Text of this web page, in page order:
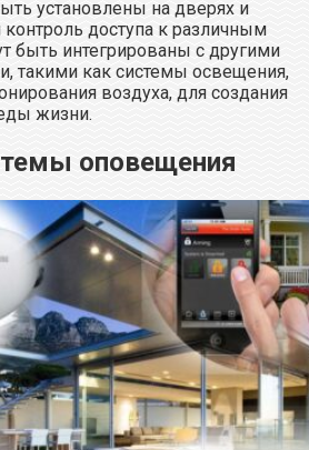
установлены на дверях и
контроль доступа к различным
быть интегрированы с другими
такими как системы освещения,
воздуха, для создания
жизни.
оповещения